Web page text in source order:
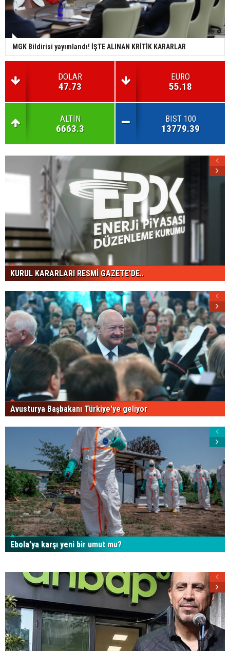
MGK Bildirisi yayımlandı! İŞTE ALINAN KRİTİK KARARLAR
DOLAR
47.73
EURO
55.18
ALTIN
6663.3
BIST 100
13779.39
KURUL KARARLARI RESMİ GAZETE'DE..
Avusturya Başbakanı Türkiye'ye geliyor
Ebola’ya karşı yeni bir umut mu?